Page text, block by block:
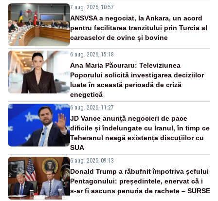
7 aug. 2026, 10:57
ANSVSA a negociat, la Ankara, un acord
pentru facilitarea tranzitului prin Turcia al
carcaselor de ovine și bovine
6 aug. 2026, 15:18
Ana Maria Păcuraru: Televiziunea
Poporului solicită investigarea deciziilor
luate în această perioadă de criză
enegetică
6 aug. 2026, 11:27
JD Vance anunță negocieri de pace
dificile și îndelungate cu Iranul, în timp ce
Teheranul neagă existența discuțiilor cu
SUA
6 aug. 2026, 09:13
Donald Trump a răbufnit împotriva șefului
Pentagonului: președintele, enervat că i
s-ar fi ascuns penuria de rachete – SURSE